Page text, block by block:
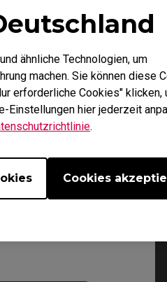
ähnliche Technologien, um
machen. Sie können diese
erforderliche Cookies" klicken,
Einstellungen hier jederzeit
.
Cookies